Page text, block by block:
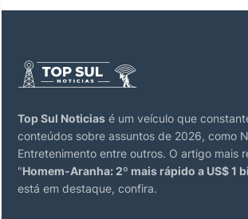
Top Sul Noticias é um veículo que
conteúdos sobre assuntos de 2026, como
Entretenimento entre outros. O artigo mais
"Homem-Aranha: 2º mais rápido a US$ 1
está em destaque, confira.